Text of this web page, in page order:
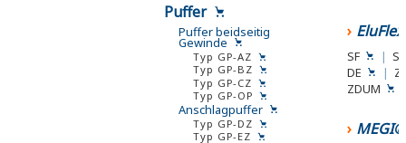
Puffer
Puffer beidseitig
Gewinde
Typ GP-AZ
Typ GP-BZ
Typ GP-CZ
Typ GP-OP
Anschlagpuffer
Typ GP-DZ
Typ GP-EZ
SF |
DE
|
ZDUM
MEGI®